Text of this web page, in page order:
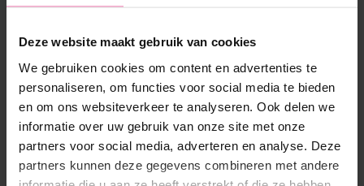
Deze website maakt gebruik van cookies
We gebruiken cookies om content en advertenties te
personaliseren, om functies voor social media te bieden
en om ons websiteverkeer te analyseren. Ook delen we
informatie over uw gebruik van onze site met onze
partners voor social media, adverteren en analyse. Deze
partners kunnen deze gegevens combineren met andere